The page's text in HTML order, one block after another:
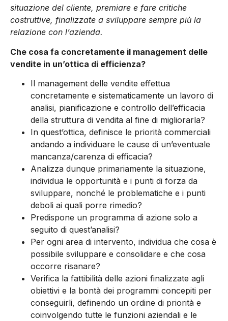
situazione del cliente, premiare e fare critiche
costruttive, finalizzate a sviluppare sempre più la
relazione con l’azienda.
Che cosa fa concretamente il management delle
vendite in un’ottica di efficienza?
Il management delle vendite effettua
concretamente e sistematicamente un lavoro di
analisi, pianificazione e controllo dell’efficacia
della struttura di vendita al fine di migliorarla?
In quest’ottica, definisce le priorità commerciali
andando a individuare le cause di un’eventuale
mancanza/carenza di efficacia?
Analizza dunque primariamente la situazione,
individua le opportunità e i punti di forza da
sviluppare, nonché le problematiche e i punti
deboli ai quali porre rimedio?
Predispone un programma di azione solo a
seguito di quest’analisi?
Per ogni area di intervento, individua che cosa è
possibile sviluppare e consolidare e che cosa
occorre risanare?
Verifica la fattibilità delle azioni finalizzate agli
obiettivi e la bontà dei programmi concepiti per
conseguirli, definendo un ordine di priorità e
coinvolgendo tutte le funzioni aziendali e le